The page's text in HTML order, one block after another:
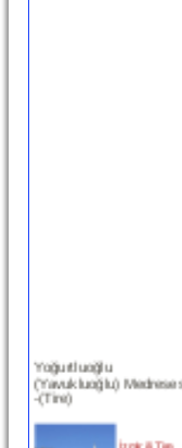
(Yavukluoğlu) Medresesi
-(Tire)
ilçesinde,